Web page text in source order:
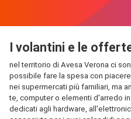
I volantini e le
nel territorio di Avesa Verona ci
possibile fare la spesa con
nei supermercati più familiari, ma
te, computer o elementi d'arredo
dedicati agli hardware,